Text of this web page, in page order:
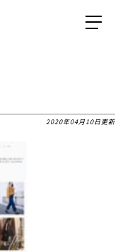
2020年04月10日更新